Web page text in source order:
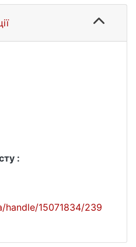
:
handle/15071834/239